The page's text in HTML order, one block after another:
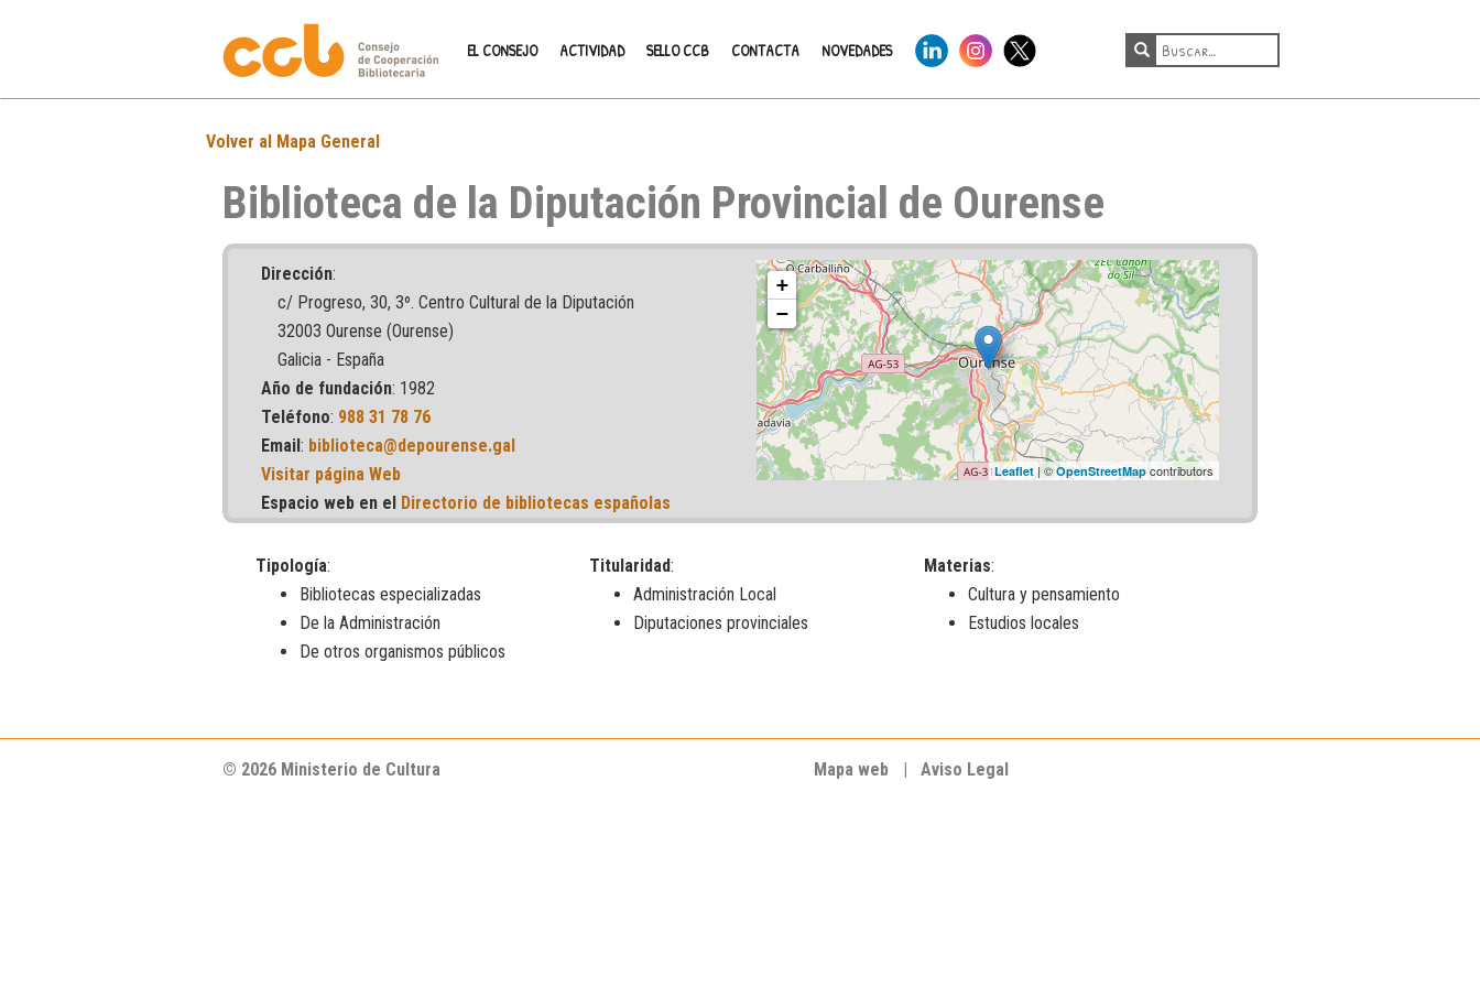
EL CONSEJO ACTIVIDAD SELLO CCB CONTACTA NOVEDADES LinkedInInstagramTwitter
Volver al Mapa General
Biblioteca de la Diputación Provincial de Ourense
Dirección:
c/ Progreso, 30, 3º. Centro Cultural de la Diputación
32003 Ourense (Ourense)
Galicia - España
Año de fundación: 1982
Teléfono: 988 31 78 76
Email: biblioteca@depourense.gal
Visitar página Web
Espacio web en el Directorio de bibliotecas españolas
+
−
Leaflet | © OpenStreetMap contributors
Tipología:
Bibliotecas especializadas
De la Administración
De otros organismos públicos
Titularidad:
Administración Local
Diputaciones provinciales
Materias:
Cultura y pensamiento
Estudios locales
© 2026 Ministerio de Cultura Mapa web | Aviso Legal